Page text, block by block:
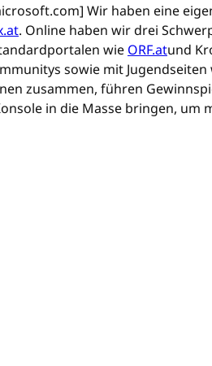
Wir haben eine
. Online haben wir drei
wie ORF.atund
sowie mit Jugendseiten
zusammen, führen
in die Masse bringen, um